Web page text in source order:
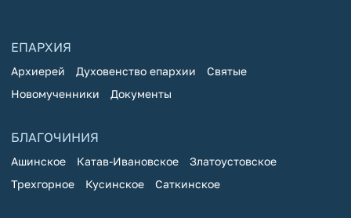
ЕПАРХИЯ
Архиерей Духовенство епархии
Святые
Новомученники
Документы
БЛАГОЧИНИЯ
Ашинское Катав-Ивановское
Златоустовское
Трехгорное
Кусинское Саткинское